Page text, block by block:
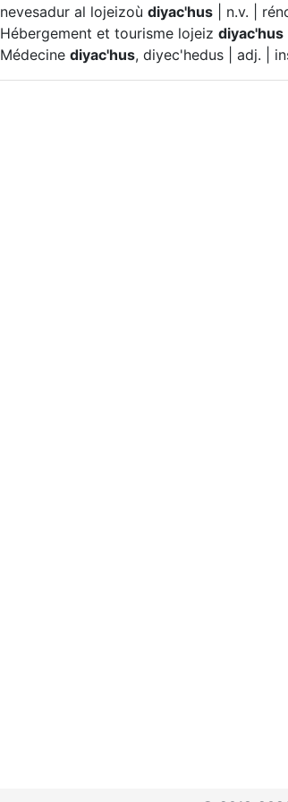
nevesadur al lojeizoù diyac'hus | n.v. |
Hébergement et tourisme lojeiz diyac'hus
Médecine diyac'hus, diyec'hedus | adj. |